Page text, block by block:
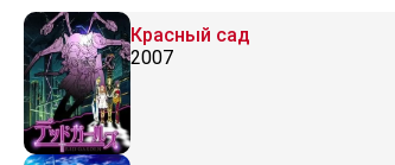
Красный сад
2007